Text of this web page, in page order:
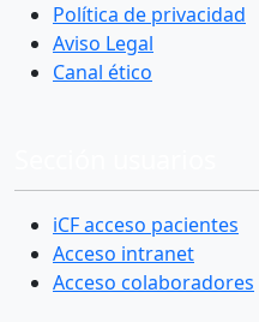
Política de privacidad
Aviso Legal
Canal ético
iCF acceso pacientes
Acceso intranet
Acceso colaboradores